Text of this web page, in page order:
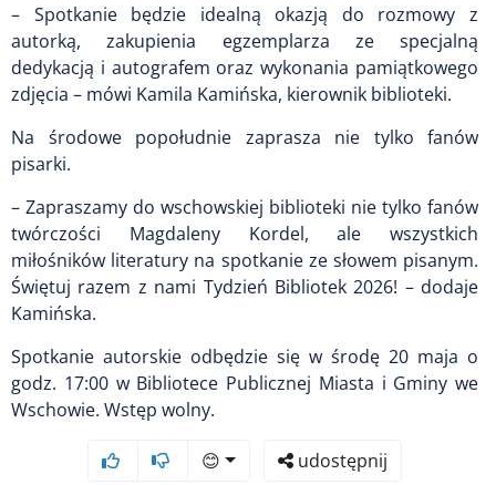
– Spotkanie będzie idealną okazją do rozmowy z
autorką, zakupienia egzemplarza ze specjalną
dedykacją i autografem oraz wykonania pamiątkowego
zdjęcia – mówi Kamila Kamińska, kierownik biblioteki.
Na środowe popołudnie zaprasza nie tylko fanów
pisarki.
– Zapraszamy do wschowskiej biblioteki nie tylko fanów
twórczości Magdaleny Kordel, ale wszystkich
miłośników literatury na spotkanie ze słowem pisanym.
Świętuj razem z nami Tydzień Bibliotek 2026! – dodaje
Kamińska.
Spotkanie autorskie odbędzie się w środę 20 maja o
godz. 17:00 w Bibliotece Publicznej Miasta i Gminy we
Wschowie. Wstęp wolny.
😊 udostępnij